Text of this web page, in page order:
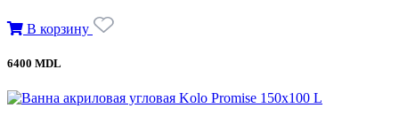
В корзину
6400 MDL